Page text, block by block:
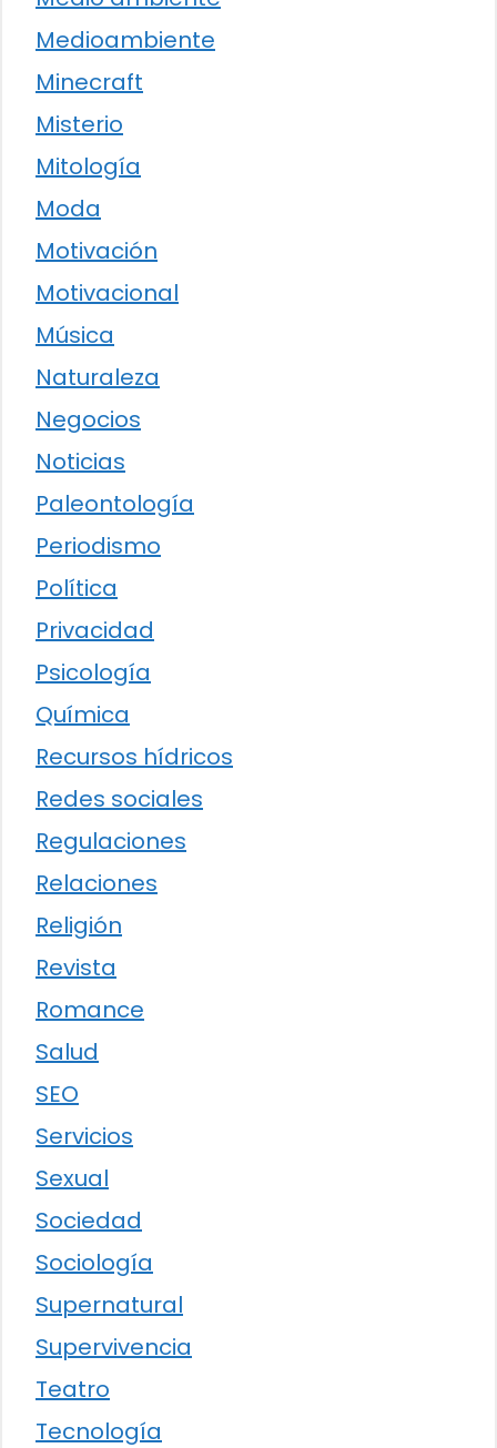
Medioambiente
Minecraft
Misterio
Mitología
Moda
Motivación
Motivacional
Música
Naturaleza
Negocios
Noticias
Paleontología
Periodismo
Política
Privacidad
Psicología
Química
Recursos hídricos
Redes sociales
Regulaciones
Relaciones
Religión
Revista
Romance
Salud
SEO
Servicios
Sexual
Sociedad
Sociología
Supernatural
Supervivencia
Teatro
Tecnología